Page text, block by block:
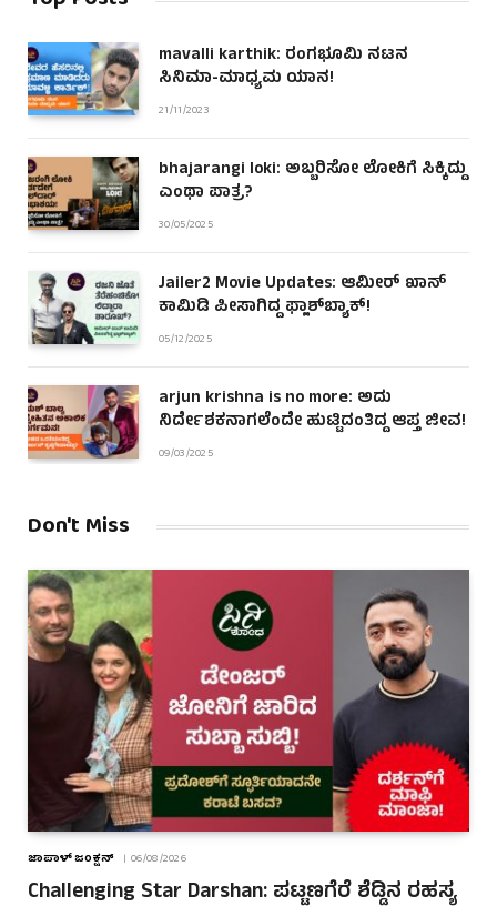
mavalli karthik: ರಂಗಭೂಮಿ ನಟನ
ಸಿನಿಮಾ-ಮಾಧ್ಯಮ ಯಾನ!
21/11/2023
bhajarangi loki: ಅಬ್ಬರಿಸೋ ಲೋಕಿಗೆ ಸಿಕ್ಕಿದ್ದು
ಎಂಥಾ ಪಾತ್ರ?
30/05/2025
Jailer2 Movie Updates: ಆಮೀರ್ ಖಾನ್
ಕಾಮಿಡಿ ಪೀಸಾಗಿದ್ದ ಫ್ಲಾಶ್‌ಬ್ಯಾಕ್!
05/12/2025
arjun krishna is no more: ಅದು
ನಿರ್ದೇಶಕನಾಗಲೆಂದೇ ಹುಟ್ಟಿದಂತಿದ್ದ ಆಪ್ತ ಜೀವ!
09/03/2025
Don't Miss
ಜಾಪಾಳ್ ಜಂಕ್ಷನ್ 06/08/2026
Challenging Star Darshan: ಪಟ್ಟಣಗೆರೆ ಶೆಡ್ಡಿನ ರಹಸ್ಯ